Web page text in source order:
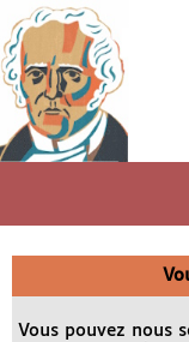
Vous pouvez nous